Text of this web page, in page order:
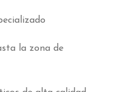
la zona de